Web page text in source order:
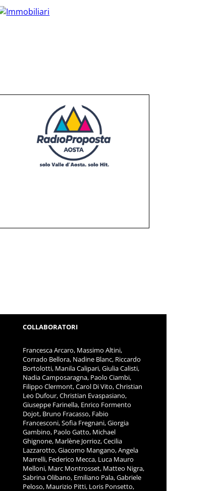
COLLABORATORI
Francesca Arcaro, Massimo Altini,
Corrado Bellora, Nadine Blanc, Riccardo
Bortolotti, Manila Calipari, Giulia Calisti,
Nadia Camposaragna, Paolo Ciambi,
Filippo Clermont, Carol Di Vito, Christian
Leo Dufour, Christian Evaspasiano,
Giuseppe Farinella, Enrico Formento
Dojot, Bruno Fracasso, Fabio
Francesconi, Sofia Fregnani, Giorgia
Gambino, Paolo Gatto, Michael
Ghignone, Marlène Jorrioz, Cecilia
Lazzarotto, Giacomo Mangano, Angela
Marrelli, Federico Mecca, Luca Mauro
Melloni, Marc Montrosset, Matteo Nigra,
Sabrina Olibano, Emiliano Pala, Gabriele
Peloso, Maurizio Pitti, Loris Ponsetto,